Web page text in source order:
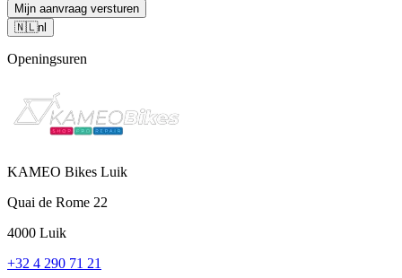
Mijn aanvraag versturen
🇳🇱nl
Openingsuren
KAMEO Bikes Luik
Quai de Rome 22
4000 Luik
+32 4 290 71 21